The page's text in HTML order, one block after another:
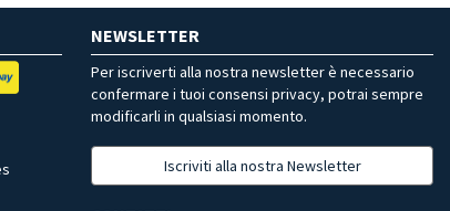
NEWSLETTER
Per iscriverti alla nostra newsletter è necessario
confermare i tuoi consensi privacy, potrai sempre
modificarli in qualsiasi momento.
Iscriviti alla nostra Newsletter